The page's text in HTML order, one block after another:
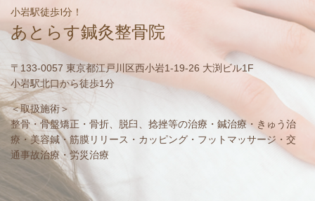
小岩駅徒歩1分！
あとらす鍼灸整骨院
〒133-0057 東京都江戸川区西小岩1-19-26 大渕ビル1F
小岩駅北口から徒歩1分
＜取扱施術＞
整骨・骨盤矯正・骨折、脱臼、捻挫等の治療・鍼治療・きゅう治
療・美容鍼・筋膜リリース・カッピング・フットマッサージ・交
通事故治療・労災治療